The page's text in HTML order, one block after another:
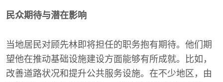
民众期待与潜在影响
当地居民对顾先林即将担任的职务抱有期待。他们期
望他在推动基础设施建设方面能够有所成就。比如，
改善道路状况和提升公共服务设施。在不少地区，由